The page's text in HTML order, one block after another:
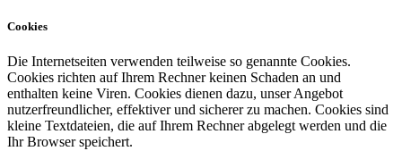
Cookies
Die Internetseiten verwenden teilweise so genannte Cookies.
Cookies richten auf Ihrem Rechner keinen Schaden an und
enthalten keine Viren. Cookies dienen dazu, unser Angebot
nutzerfreundlicher, effektiver und sicherer zu machen. Cookies sind
kleine Textdateien, die auf Ihrem Rechner abgelegt werden und die
Ihr Browser speichert.